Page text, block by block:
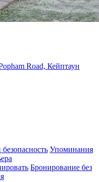
Road, Кейптаун
Упоминания
Бронирование без